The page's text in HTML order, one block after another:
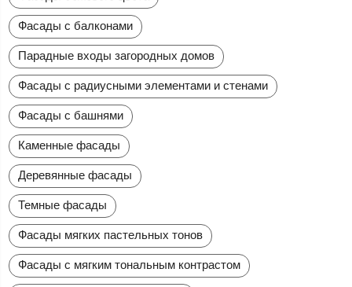
Фасады с балконами
Парадные входы загородных домов
Фасады с радиусными элементами и стенами
Фасады с башнями
Каменные фасады
Деревянные фасады
Темные фасады
Фасады мягких пастельных тонов
Фасады с мягким тональным контрастом